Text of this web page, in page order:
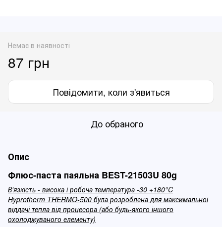
Немає в наявності
87 грн
Повідомити, коли з'явиться
До обраного
Опис
Флюс-паста паяльна BEST-21503U 80g
В'язкість - висока і робоча температура -30 +180°C
Hyprotherm THERMO-500 була розроблена для максимальної
віддачі тепла від процесора (або будь-якого іншого
охолоджуваного елементу)